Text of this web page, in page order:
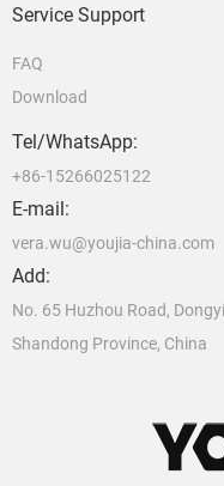
Service Support
FAQ
Download
Tel/WhatsApp:
+86-15266025122
E-mail:
vera.wu@youjia-china.com
Add:
No. 65 Huzhou Road,
Shandong Province, China